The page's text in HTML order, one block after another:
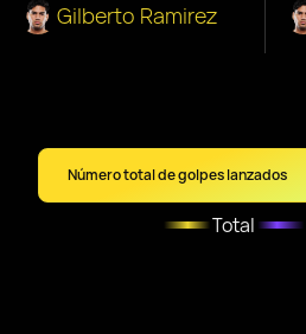
Gilberto Ramirez
Número total de golpes lanzados
Total